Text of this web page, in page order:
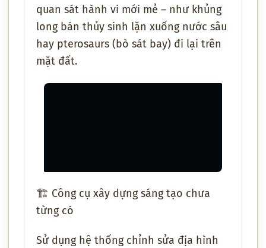
quan sát hành vi mới mẻ – như khủng
long bán thủy sinh lặn xuống nước sâu
hay pterosaurs (bò sát bay) đi lại trên
mặt đất.
🏗️ Công cụ xây dựng sáng tạo chưa
từng có
Sử dụng hệ thống chỉnh sửa địa hình